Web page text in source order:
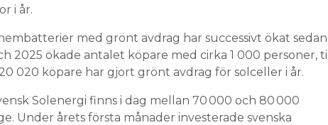
i år.
med grönt avdrag har successivt ökat sedan
2025 ökade antalet köpare med cirka 1 000 personer, till
020 köpare har gjort grönt avdrag för solceller i år.
Solenergi finns i dag mellan 70 000 och 80 000
Under årets första månader investerade svenska